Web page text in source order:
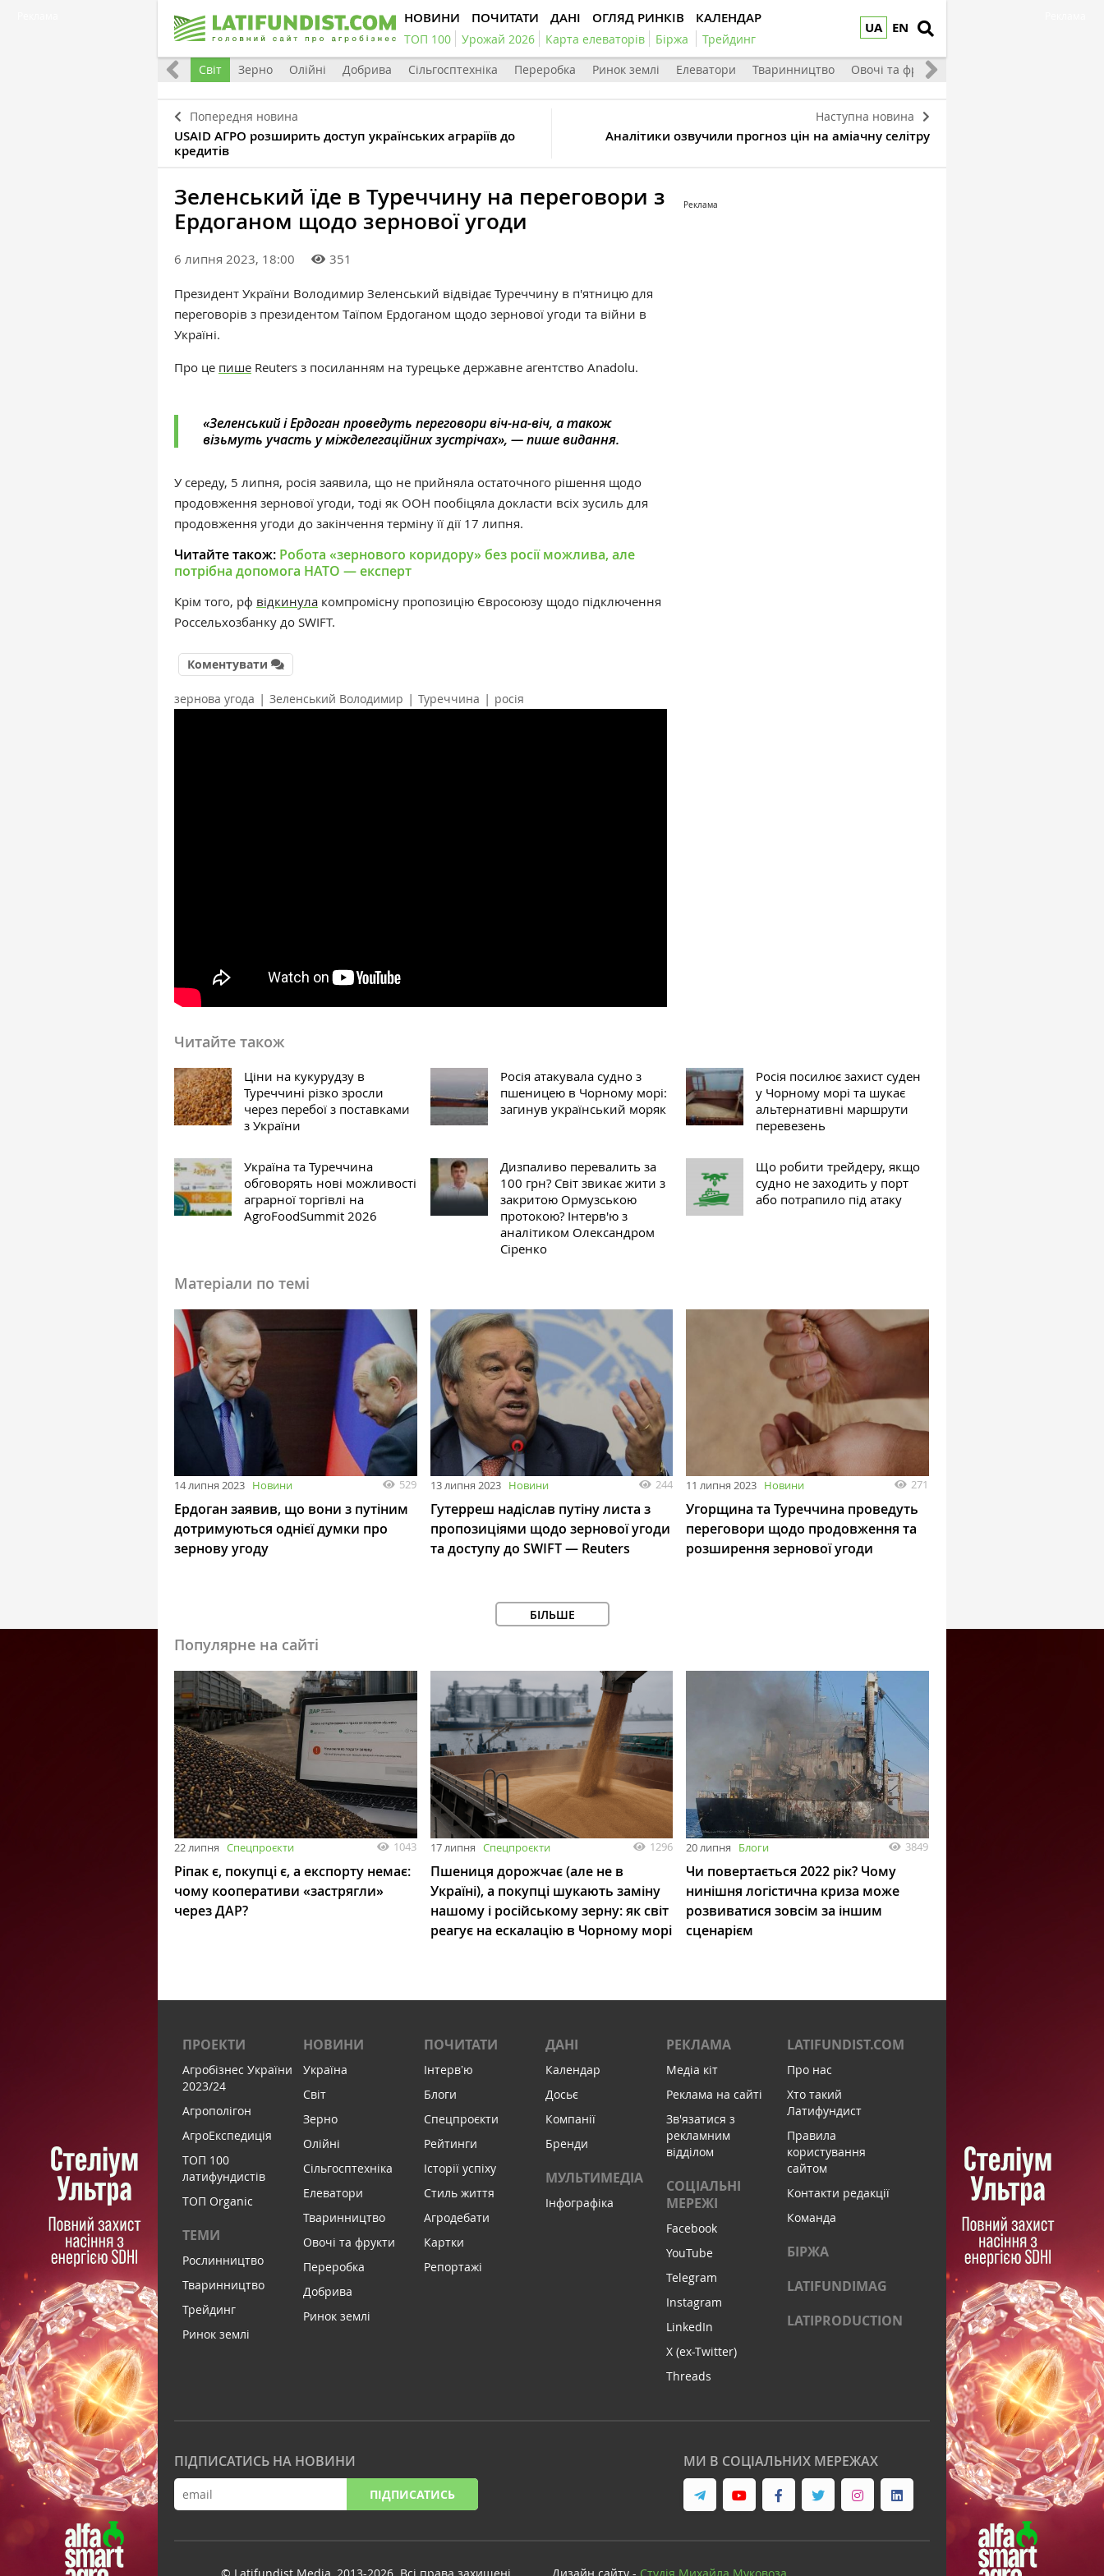
UA EN
НОВИНИ ПОЧИТАТИ ДАНІ ОГЛЯД РИНКІВ КАЛЕНДАР
ТОП 100 Урожай 2026 Карта елеваторів Біржа Трейдинг
Євроінтеграція Світ Зерно Олійні Добрива Сільгосптехніка Переробка Ринок землі Елеватори Тваринництво Овочі та фрукти
Попередня новина
USAID АГРО розширить доступ українських аграріїв до
кредитів
Наступна новина
Аналітики озвучили прогноз цін на аміачну селітру
Зеленський їде в Туреччину на переговори з
Ердоганом щодо зернової угоди
6 липня 2023, 18:00 351
Президент України Володимир Зеленський відвідає Туреччину в п'ятницю для
переговорів з президентом Таїпом Ердоганом щодо зернової угоди та війни в
Україні.
Про це пише Reuters з посиланням на турецьке державне агентство Anadolu.
«Зеленський і Ердоган проведуть переговори віч-на-віч, а також
візьмуть участь у міжделегаційних зустрічах», — пише видання.
У середу, 5 липня, росія заявила, що не прийняла остаточного рішення щодо
продовження зернової угоди, тоді як ООН пообіцяла докласти всіх зусиль для
продовження угоди до закінчення терміну її дії 17 липня.
Читайте також: Робота «зернового коридору» без росії можлива, але
потрібна допомога НАТО — експерт
Крім того, рф відкинула компромісну пропозицію Євросоюзу щодо підключення
Россельхозбанку до SWIFT.
Коментувати
зернова угода | Зеленський Володимир | Туреччина | росія
Реклама
Читайте також
Ціни на кукурудзу в
Туреччині різко зросли
через перебої з поставками
з України
Росія атакувала судно з
пшеницею в Чорному морі:
загинув український моряк
Росія посилює захист суден
у Чорному морі та шукає
альтернативні маршрути
перевезень
Україна та Туреччина
обговорять нові можливості
аграрної торгівлі на
AgroFoodSummit 2026
Дизпаливо перевалить за
100 грн? Світ звикає жити з
закритою Ормузською
протокою? Інтерв'ю з
аналітиком Олександром
Сіренко
Що робити трейдеру, якщо
судно не заходить у порт
або потрапило під атаку
Матеріали по темі
14 липня 2023 Новини 529
Ердоган заявив, що вони з путіним
дотримуються однієї думки про
зернову угоду
13 липня 2023 Новини 244
Гутерреш надіслав путіну листа з
пропозиціями щодо зернової угоди
та доступу до SWIFT — Reuters
11 липня 2023 Новини 271
Угорщина та Туреччина проведуть
переговори щодо продовження та
розширення зернової угоди
БІЛЬШЕ
Популярне на сайті
22 липня Спецпроєкти 1043
Ріпак є, покупці є, а експорту немає:
чому кооперативи «застрягли»
через ДАР?
17 липня Спецпроєкти 1296
Пшениця дорожчає (але не в
Україні), а покупці шукають заміну
нашому і російському зерну: як світ
реагує на ескалацію в Чорному морі
20 липня Блоги 3849
Чи повертається 2022 рік? Чому
нинішня логістична криза може
розвиватися зовсім за іншим
сценарієм
ПРОЕКТИ
Агробізнес України
2023/24
Агрополігон
АгроЕкспедиція
ТОП 100
латифундистів
ТОП Organic
ТЕМИ
Рослинництво
Тваринництво
Трейдинг
Ринок землі
НОВИНИ
Україна
Світ
Зерно
Олійні
Сільгосптехніка
Елеватори
Тваринництво
Овочі та фрукти
Переробка
Добрива
Ринок землі
ПОЧИТАТИ
Інтервʼю
Блоги
Спецпроєкти
Рейтинги
Історії успіху
Стиль життя
Агродебати
Картки
Репортажі
ДАНІ
Календар
Досьє
Компанії
Бренди
МУЛЬТИМЕДІА
Інфографіка
РЕКЛАМА
Медіа кіт
Реклама на сайті
Зв'язатися з
рекламним
відділом
СОЦІАЛЬНІ
МЕРЕЖІ
Facebook
YouTube
Telegram
Instagram
LinkedIn
X (ex-Twitter)
Threads
LATIFUNDIST.COM
Про нас
Хто такий
Латифундист
Правила
користування
сайтом
Контакти редакції
Команда
БІРЖА
LATIFUNDIMAG
LATIPRODUCTION
ПІДПИСАТИСЬ НА НОВИНИ
ПІДПИСАТИСЬ
МИ В СОЦІАЛЬНИХ МЕРЕЖАХ